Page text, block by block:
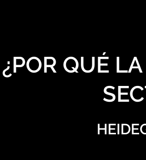
¿POR QUÉ